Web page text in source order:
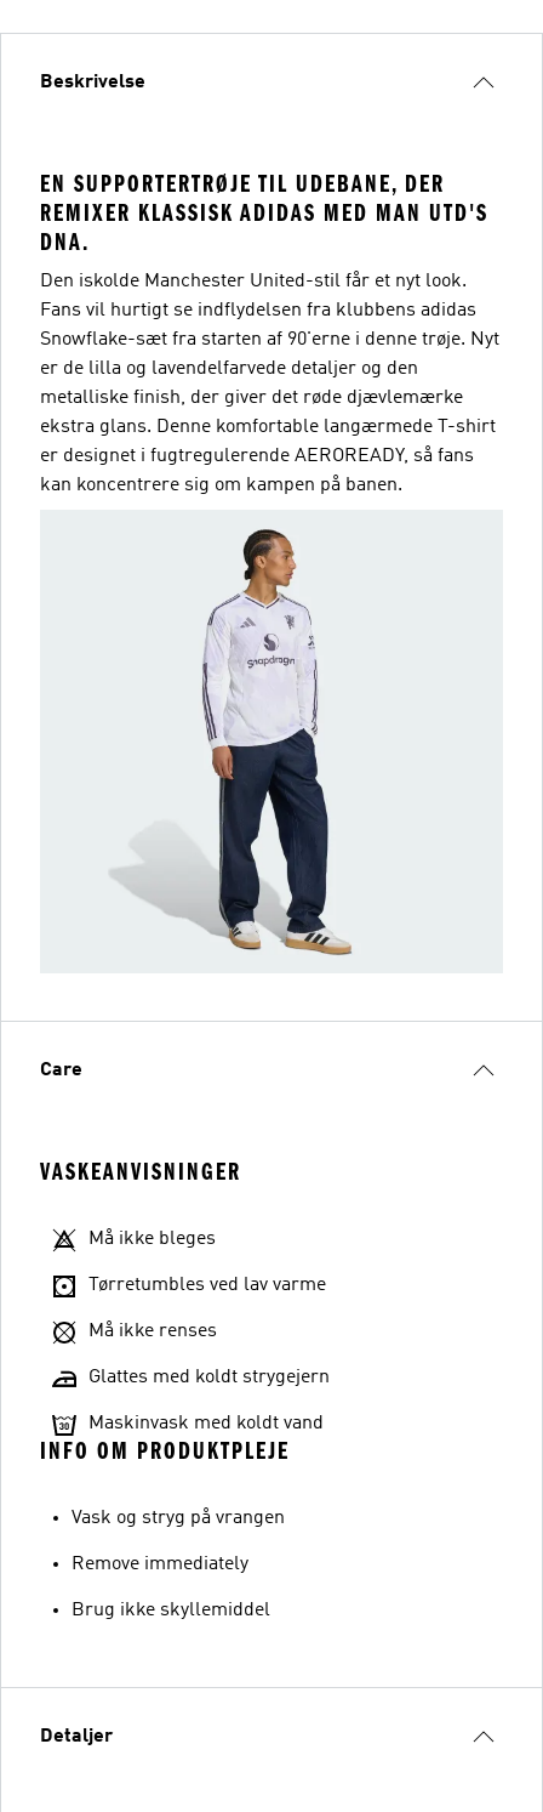
Beskrivelse
EN SUPPORTERTRØJE TIL UDEBANE, DER
REMIXER KLASSISK ADIDAS MED MAN UTD'S
DNA.
Den iskolde Manchester United-stil får et nyt look.
Fans vil hurtigt se indflydelsen fra klubbens adidas
Snowflake-sæt fra starten af 90'erne i denne trøje. Nyt
er de lilla og lavendelfarvede detaljer og den
metalliske finish, der giver det røde djævlemærke
ekstra glans. Denne komfortable langærmede T-shirt
er designet i fugtregulerende AEROREADY, så fans
kan koncentrere sig om kampen på banen.
Care
VASKEANVISNINGER
Må ikke bleges
Tørretumbles ved lav varme
Må ikke renses
Glattes med koldt strygejern
Maskinvask med koldt vand
INFO OM PRODUKTPLEJE
Vask og stryg på vrangen
Remove immediately
Brug ikke skyllemiddel
Detaljer